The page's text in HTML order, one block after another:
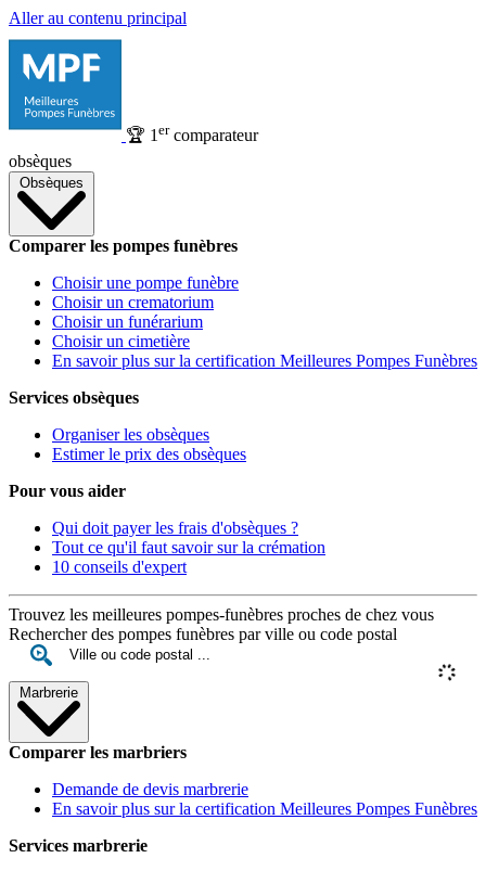
Aller au contenu principal
🏆 1 ercomparateur
obsèques
Obsèques
Comparer les pompes funèbres
Choisir une pompe funèbre
Choisir un crematorium
Choisir un funérarium
Choisir un cimetière
En savoir plus sur la certification Meilleures Pompes Funèbres
Services obsèques
Organiser les obsèques
Estimer le prix des obsèques
Pour vous aider
Qui doit payer les frais d'obsèques ?
Tout ce qu'il faut savoir sur la crémation
10 conseils d'expert
Trouvez les meilleures pompes-funèbres proches de chez vous
Rechercher des pompes funèbres par ville ou code postal
Marbrerie
Comparer les marbriers
Demande de devis marbrerie
En savoir plus sur la certification Meilleures Pompes Funèbres
Services marbrerie